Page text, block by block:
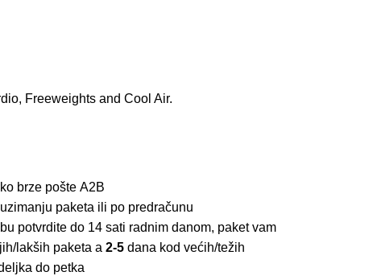
Freeweights and Cool Air.
brze pošte A2B
paketa ili po predračunu
potvrdite do 14 sati radnim danom, paket vam
lakših paketa a 2-5 dana kod većih/težih
do petka